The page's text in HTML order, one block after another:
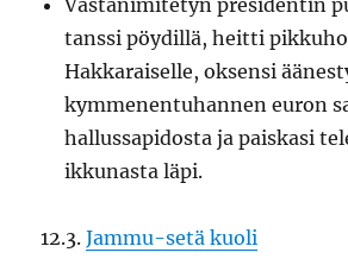
Vastanimitetyn presidentin
tanssi pöydillä, heitti
Hakkaraiselle, oksensi
kymmenentuhannen euron
hallussapidosta ja paiskasi
ikkunasta läpi.
12.3.Jammu-setä kuoli